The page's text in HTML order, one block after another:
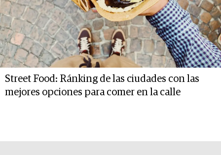
Street Food: Ránking de las ciudades con las
mejores opciones para comer en la calle